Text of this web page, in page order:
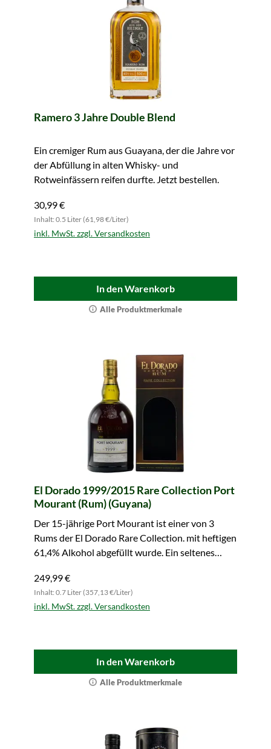
Ramero 3 Jahre Double Blend
Ein cremiger Rum aus Guayana, der die Jahre vor
der Abfüllung in alten Whisky- und
Rotweinfässern reifen durfte. Jetzt bestellen.
30,99 €
Inhalt: 0.5 Liter (61,98 €/Liter)
inkl. MwSt. zzgl. Versandkosten
In den Warenkorb
Alle Produktmerkmale
El Dorado 1999/2015 Rare Collection Port
Mourant (Rum) (Guyana)
Der 15-jährige Port Mourant ist einer von 3
Rums der El Dorado Rare Collection. mit heftigen
61,4% Alkohol abgefüllt wurde. Ein seltenes
249,99 €
Inhalt: 0.7 Liter (357,13 €/Liter)
inkl. MwSt. zzgl. Versandkosten
In den Warenkorb
Alle Produktmerkmale